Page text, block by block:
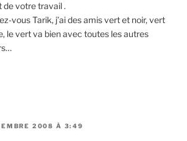
de votre travail .
vous Tarik, j’ai des amis vert et noir, vert
le vert va bien avec toutes les autres
2008 À 3:49